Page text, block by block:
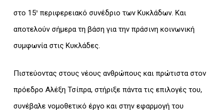
στο 15οπεριφερειακό συνέδριο των Κυκλάδων. Και
αποτελούν σήμερα τη βάση για την πράσινη κοινωνική
συμφωνία στις Κυκλάδες.
Πιστεύοντας στους νέους ανθρώπους και πρώτιστα στον
πρόεδρο Αλέξη Τσίπρα, στήριξε πάντα τις επιλογές του,
συνέβαλε νομοθετικό έργο και στην εφαρμογή του